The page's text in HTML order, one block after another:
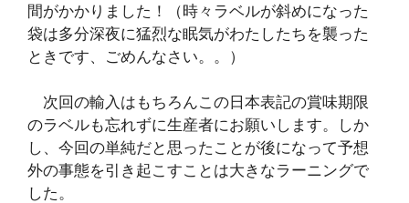
間がかかりました！（時々ラベルが斜めになった
袋は多分深夜に猛烈な眠気がわたしたちを襲った
ときです、ごめんなさい。。）
次回の輸入はもちろんこの日本表記の賞味期限
のラベルも忘れずに生産者にお願いします。しか
し、今回の単純だと思ったことが後になって予想
外の事態を引き起こすことは大きなラーニングで
した。